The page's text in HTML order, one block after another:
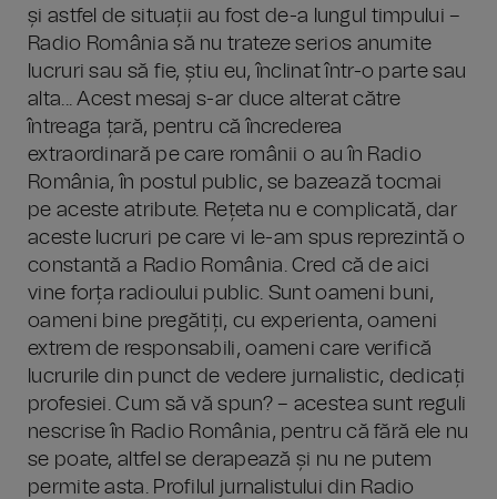
și astfel de situații au fost de-a lungul timpului –
Radio România să nu trateze serios anumite
lucruri sau să fie, știu eu, înclinat într-o parte sau
alta... Acest mesaj s-ar duce alterat către
întreaga țară, pentru că încrederea
extraordinară pe care românii o au în Radio
România, în postul public, se bazează tocmai
pe aceste atribute. Rețeta nu e complicată, dar
aceste lucruri pe care vi le-am spus reprezintă o
constantă a Radio România. Cred că de aici
vine forța radioului public. Sunt oameni buni,
oameni bine pregătiți, cu experienta, oameni
extrem de responsabili, oameni care verifică
lucrurile din punct de vedere jurnalistic, dedicați
profesiei. Cum să vă spun? – acestea sunt reguli
nescrise în Radio România, pentru că fără ele nu
se poate, altfel se derapează și nu ne putem
permite asta. Profilul jurnalistului din Radio